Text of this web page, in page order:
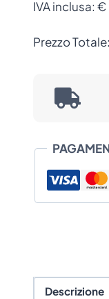
quantità
IVA inclusa: €
Prezzo Totale:
Descrizione